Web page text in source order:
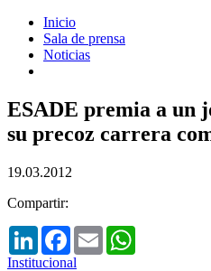
Inicio
Sala de prensa
Noticias
ESADE premia a un
su precoz carrera
19.03.2012
Compartir:
LinkedInFacebook
Email
Institucional